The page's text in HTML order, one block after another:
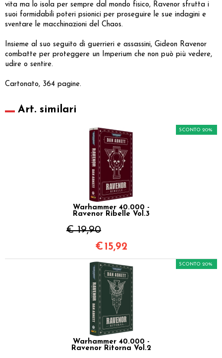
vita ma lo isola per sempre dal mondo fisico, Ravenor sfrutta i
suoi formidabili poteri psionici per proseguire le sue indagini e
sventare le macchinazioni del Chaos.
Insieme al suo seguito di guerrieri e assassini, Gideon Ravenor
combatte per proteggere un Imperium che non può più vedere,
udire o sentire.
Cartonato, 364 pagine.
Art. similari
Warhammer 40.000 -
Ravenor Ribelle Vol.3
€ 19,90
SCONTO 20%
€ 15,92
Warhammer 40.000 -
Ravenor Ritorna Vol.2
SCONTO 20%